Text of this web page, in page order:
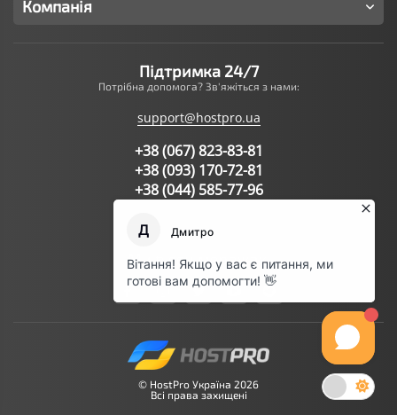
© HostPro Україна 2026
Всі права захищені
Компанія
Підтримка 24/7
Потрібна допомога? Зв'яжіться з нами:
support@hostpro.ua
+38 (067) 823-83-81
+38 (093) 170-72-81
+38 (044) 585-77-96
Ми в соц.мережах: